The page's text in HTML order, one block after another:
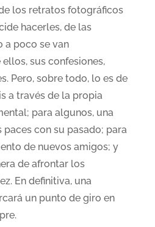
los retratos fotográficos
hacerles, de las
a poco se van
sus confesiones,
Pero, sobre todo, lo es de
a través de la propia
para algunos, una
paces con su pasado; para
de nuevos amigos; y
de afrontar los
En definitiva, una
un punto de giro en